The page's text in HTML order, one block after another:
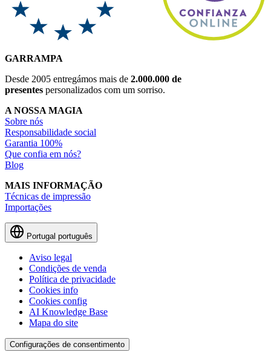
GARRAMPA
Desde 2005 entregámos mais de 2.000.000 de
presentes personalizados com um sorriso.
A NOSSA MAGIA
Sobre nós
Responsabilidade social
Garantia 100%
Que confia em nós?
Blog
MAIS INFORMAÇÃO
Técnicas de impressão
Importações
Portugal português
Aviso legal
Condições de venda
Política de privacidade
Cookies info
Cookies config
AI Knowledge Base
Mapa do site
Configurações de consentimento